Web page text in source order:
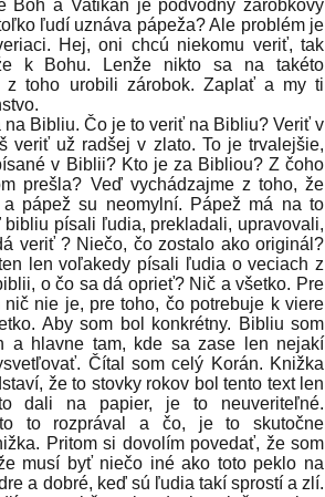
Boh a Vatikán je podvodný zárobkový
ľudí uznáva pápeža? Ale problém je
Hej, oni chcú niekomu veriť, tak
k Bohu. Lenže nikto sa na takéto
z toho urobili zárobok. Zaplať a my ti
Bibliu. Čo je to veriť na Bibliu? Veriť v
veriť už radšej v zlato. To je trvalejšie,
v Biblii? Kto je za Bibliou? Z čoho
prešla? Veď vychádzajme z toho, že
pápež su neomylní. Pápež má na to
bibliu písali ľudia, prekladali, upravovali,
veriť ? Niečo, čo zostalo ako originál?
len voľakedy písali ľudia o veciach z
o čo sa dá oprieť? Nič a všetko. Pre
nie je, pre toho, čo potrebuje k viere
Aby som bol konkrétny. Bibliu som
a hlavne tam, kde sa zase len nejakí
Čítal som celý Korán. Knižka
že to stovky rokov bol tento text len
dali na papier, je to neuveriteľné.
to rozprával a čo, je to skutočne
Pritom si dovolím povedať, že som
musí byť niečo iné ako toto peklo na
a dobré, keď sú ľudia takí sprostí a zlí.